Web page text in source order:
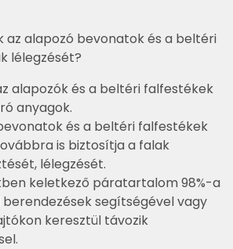
az alapozó bevonatok és a beltéri
lélegzését?
alapozók és a beltéri falfestékek
anyagok.
és a beltéri falfestékek
is biztosítja a falak
lélegzését.
keletkező páratartalom 98%-a
segítségével vagy
keresztül távozik